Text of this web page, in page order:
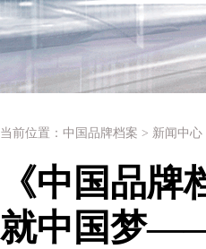
当前位置： 中国品牌档案 > 新闻中心
《中国品牌
就中国梦